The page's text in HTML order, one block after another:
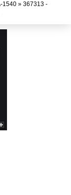
1540 » 367313 -